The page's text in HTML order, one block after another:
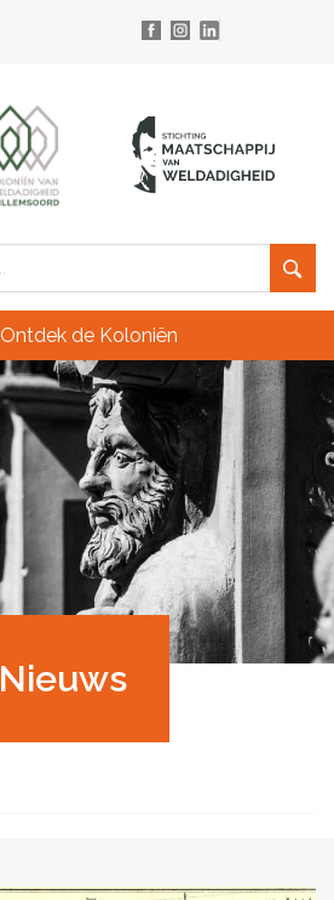
Ontdek de Koloniën
Nieuws